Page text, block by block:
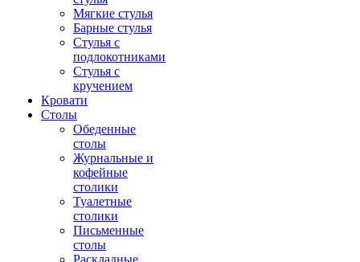
Мягкие стулья
Барные стулья
Стулья с
подлокотниками
Стулья с
кручением
Кровати
Столы
Обеденные
столы
Журнальные и
кофейные
столики
Туалетные
столики
Письменные
столы
Раскладные